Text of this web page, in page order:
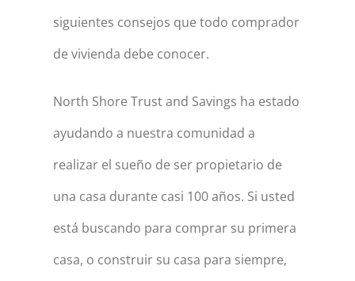
siguientes consejos que todo comprador
de vivienda debe conocer.
North Shore Trust and Savings ha estado
ayudando a nuestra comunidad a
realizar el sueño de ser propietario de
una casa durante casi 100 años. Si usted
está buscando para comprar su primera
casa, o construir su casa para siempre,